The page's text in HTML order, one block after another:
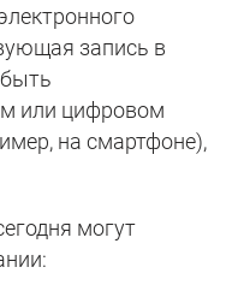
запись в
или цифровом
на смартфоне),
могут